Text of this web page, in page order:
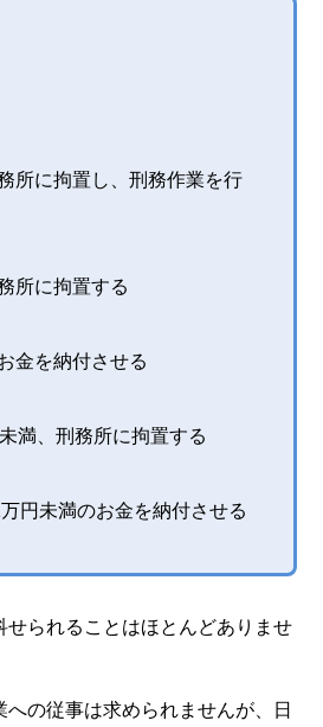
所に拘置し、刑務作業を行
所に拘置する
金を納付させる
満、刑務所に拘置する
円未満のお金を納付させる
せられることはほとんどありませ
への従事は求められませんが、日